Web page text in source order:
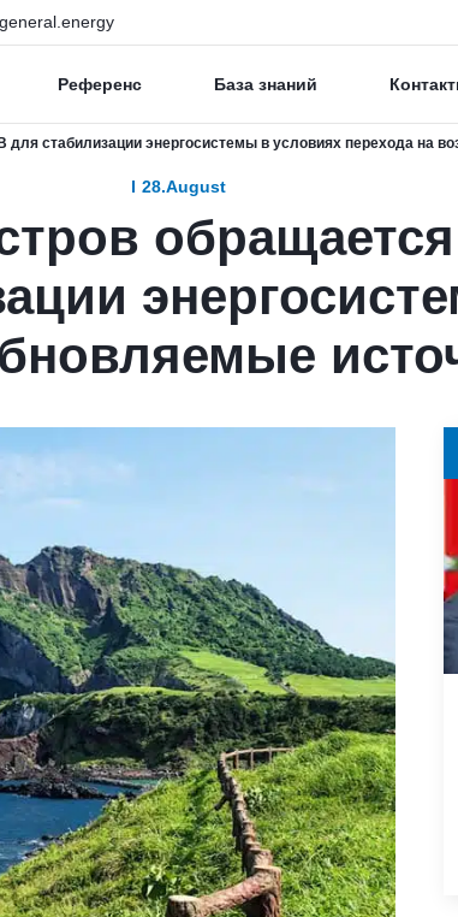
Референс База знаний
стабилизации энергосистемы в условиях перехода на
28.August